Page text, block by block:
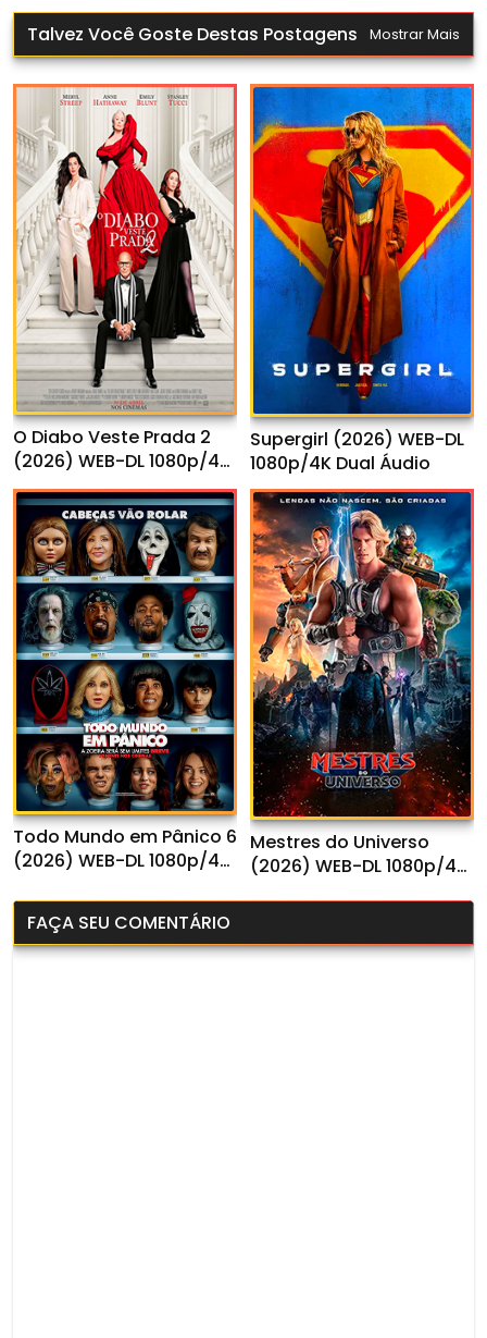
Talvez Você Goste Destas Postagens Mostrar Mais
O Diabo Veste Prada 2
(2026) WEB-DL 1080p/4K
Dual Áudio
Supergirl (2026) WEB-DL
1080p/4K Dual Áudio
Todo Mundo em Pânico 6
(2026) WEB-DL 1080p/4k
Mestres do Universo
(2026) WEB-DL 1080p/4K
FAÇA SEU COMENTÁRIO